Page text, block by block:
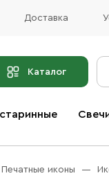
Доставка
Каталог
Печатные иконы